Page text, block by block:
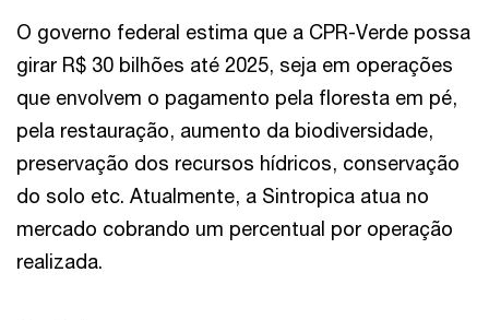
O governo federal estima que a CPR-Verde possa
girar R$ 30 bilhões até 2025, seja em operações
que envolvem o pagamento pela floresta em pé,
pela restauração, aumento da biodiversidade,
preservação dos recursos hídricos, conservação
do solo etc. Atualmente, a Sintropica atua no
mercado cobrando um percentual por operação
realizada.